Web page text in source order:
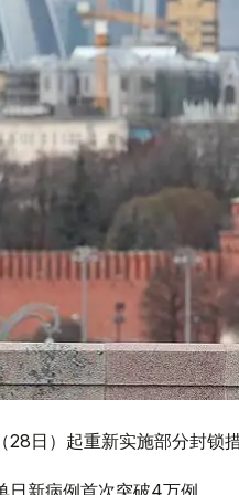
28日）起重新实施部分封锁